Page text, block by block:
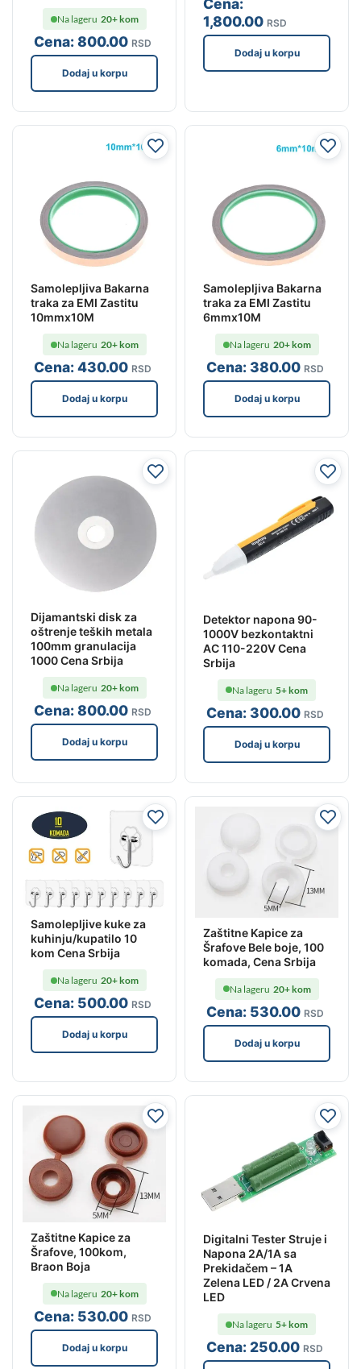
Cena:800.00 RSD
Na lageru 20+ kom
Dodaj u korpu
1,800.00 RSD
Dodaj u korpu
Samolepljiva Bakarna
traka za EMI Zastitu
10mmx10M
Cena:430.00 RSD
Na lageru 20+ kom
Dodaj u korpu
Samolepljiva Bakarna
traka za EMI Zastitu
6mmx10M
Cena:380.00 RSD
Na lageru 20+ kom
Dodaj u korpu
Dijamantski disk za
oštrenje teških metala
100mm granulacija
1000 Cena Srbija
Cena:800.00 RSD
Na lageru 20+ kom
Dodaj u korpu
Detektor napona 90-
1000V bezkontaktni
AC 110-220V Cena
Srbija
Cena:300.00 RSD
Na lageru 5+ kom
Dodaj u korpu
Samolepljive kuke za
kuhinju/kupatilo 10
kom Cena Srbija
Cena: 500.00 RSD
Na lageru 20+ kom
Dodaj u korpu
Zaštitne Kapice za
Šrafove Bele boje, 100
komada, Cena Srbija
Cena: 530.00 RSD
Na lageru 20+ kom
Dodaj u korpu
Zaštitne Kapice za
Šrafove, 100kom,
Braon Boja
Cena: 530.00 RSD
Na lageru 20+ kom
Dodaj u korpu
Digitalni Tester Struje i
Napona 2A/1A sa
Prekidačem – 1A
Zelena LED / 2A Crvena
LED
Cena: 250.00 RSD
Na lageru 5+ kom